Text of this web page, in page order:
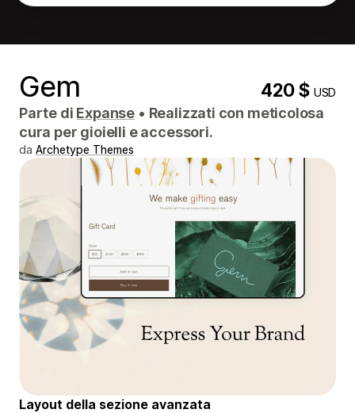
Gem 420 $USD
Parte di Expanse • Realizzati con meticolosa
cura per gioielli e accessori.
da Archetype Themes
Layout della sezione avanzata